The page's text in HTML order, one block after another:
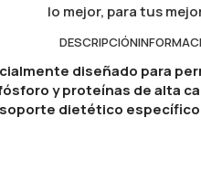
lo mejor, para tus
DESCRIPCIÓN
diseñado para
y proteínas de alta
dietético